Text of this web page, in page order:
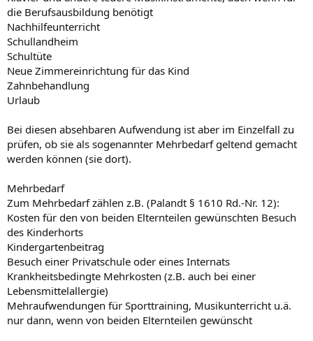
die Berufsausbildung benötigt
Nachhilfeunterricht
Schullandheim
Schultüte
Neue Zimmereinrichtung für das Kind
Zahnbehandlung
Urlaub
Bei diesen absehbaren Aufwendung ist aber im Einzelfall zu
prüfen, ob sie als sogenannter Mehrbedarf geltend gemacht
werden können (sie dort).
Mehrbedarf
Zum Mehrbedarf zählen z.B. (Palandt § 1610 Rd.-Nr. 12):
Kosten für den von beiden Elternteilen gewünschten Besuch
des Kinderhorts
Kindergartenbeitrag
Besuch einer Privatschule oder eines Internats
Krankheitsbedingte Mehrkosten (z.B. auch bei einer
Lebensmittelallergie)
Mehraufwendungen für Sporttraining, Musikunterricht u.ä.
nur dann, wenn von beiden Elternteilen gewünscht